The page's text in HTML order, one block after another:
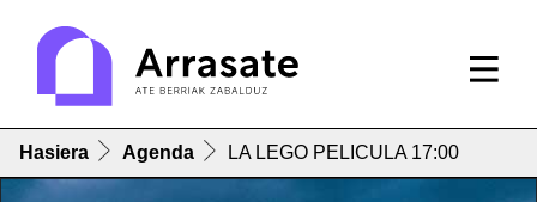
Hasiera Agenda LA LEGO PELICULA 17:00